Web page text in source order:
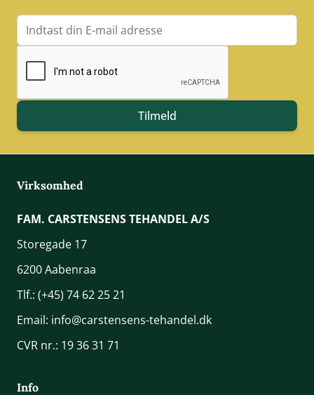
E-mail adresse
Tilmeld
Virksomhed
FAM. CARSTENSENS TEHANDEL A/S
Storegade 17
6200 Aabenraa
Tlf.: (+45) 74 62 25 21
Email: info@carstensens-tehandel.dk
CVR nr.: 19 36 31 71
Info